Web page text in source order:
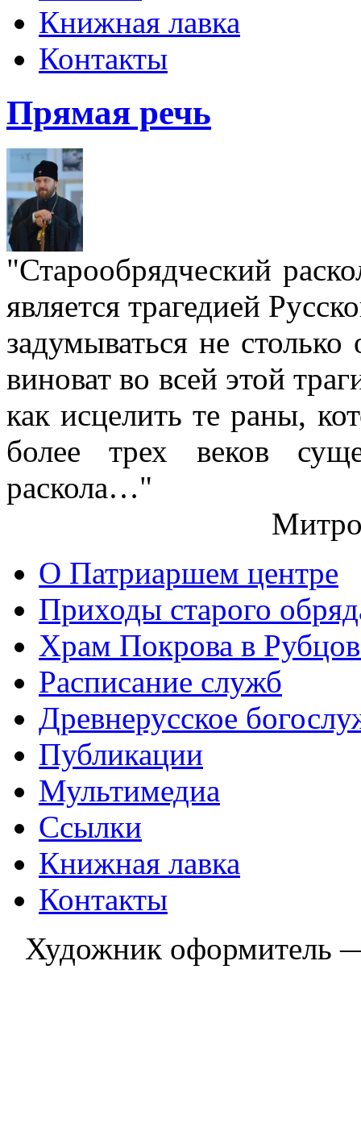
Книжная лавка
Контакты
Прямая речь
"Старообрядческий
является трагедией
задумываться не
виноват во всей этой
как исцелить те раны,
более трех веков
раскола…"
О Патриаршем центре
Приходы старого
Храм Покрова в
Расписание служб
Древнерусское
Публикации
Мультимедиа
Ссылки
Книжная лавка
Контакты
Художник оформитель